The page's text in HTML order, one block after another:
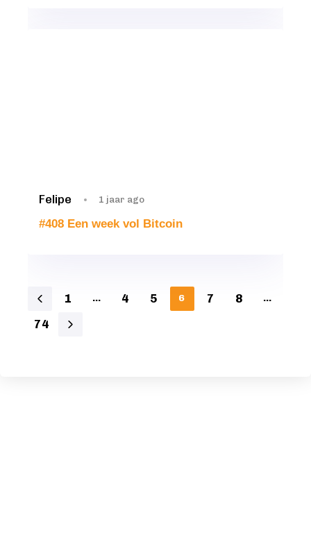
Felipe 1 jaar ago
#408 Een week vol Bitcoin
1 … 4 5 6 7 8 …
74